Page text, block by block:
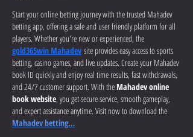
Start your online betting journey with the trusted Mahadev
betting app, offering a safe and user friendly platform for all
players. Whether you're new or experienced, the
gold365win Mahadev site provides easy access to sports
betting, casino games, and live updates. Create your Mahadev
book ID quickly and enjoy real time results, fast withdrawals,
and 24/7 customer support. With the Mahadev online
book website, you get secure service, smooth gameplay,
and expert assistance anytime. Visit now to download the
Mahadev betting…